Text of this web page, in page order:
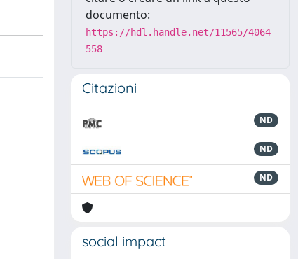
documento:
https://hdl.handle.net/11565/4064
558
Citazioni
ND
ND
ND
social impact